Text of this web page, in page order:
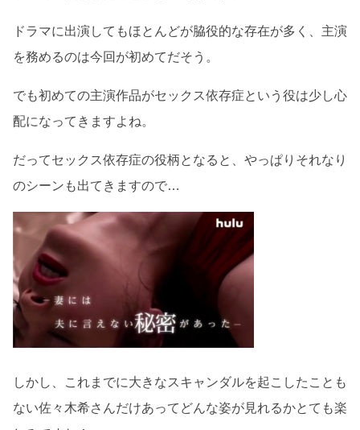
ドラマに出演してもほとんどが脇役的な存在が多く、主演
を務めるのは今回が初めてだそう。
でも初めての主演作品がセックス依存症という役は少し心
配になってきますよね。
だってセックス依存症の役柄となると、やっぱりそれなり
のシーンも出てきますので…
しかし、これまでに大きなスキャンダルを起こしたことも
ない佐々木希さんだけあってどんな姿が見れるかとても楽